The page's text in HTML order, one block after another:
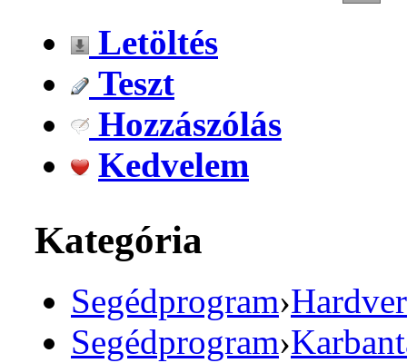
Letöltés
Teszt
Hozzászólás
Kedvelem
Kategória
Segédprogram›
Segédprogram›